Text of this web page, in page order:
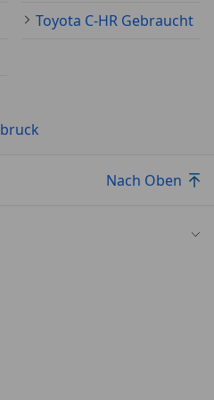
Toyota C-HR Gebraucht
Nach Oben